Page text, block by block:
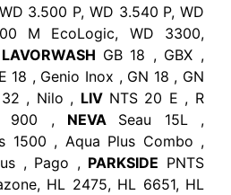
3.500 P, WD 3.540 P, WD
M EcoLogic, WD 3300,
LAVORWASH GB 18 , GBX ,
18 , Genio Inox , GN 18 , GN
, Nilo , LIV NTS 20 E , R
900 , NEVA Seau 15L ,
1500 , Aqua Plus Combo ,
, Pago , PARKSIDE PNTS
HL 2475, HL 6651, HL